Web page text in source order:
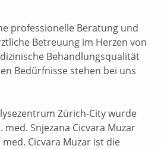
professionelle Beratung und
Betreuung im Herzen von
Behandlungsqualität
Bedürfnisse stehen bei uns
Zürich-City wurde
med. Snjezana Cicvara Muzar
Cicvara Muzar ist die